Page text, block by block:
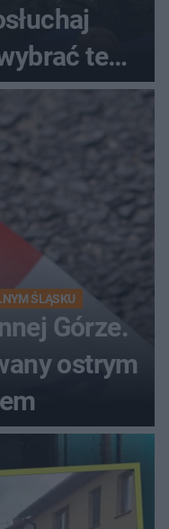
ten
ŚLĄSKU
Górze.
ostrym